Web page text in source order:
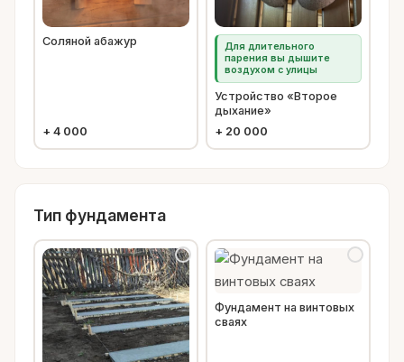
Соляной абажур
+ 4 000
Для длительного
парения вы дышите
воздухом с улицы
Устройство «Второе
дыхание»
+ 20 000
Тип фундамента
Фундамент на винтовых
сваях